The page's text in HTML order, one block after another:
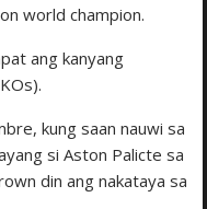
world champion.
ang kanyang
kung saan nauwi sa
si Aston Palicte sa
din ang nakataya sa